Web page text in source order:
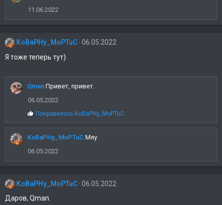
т
и
11.06.2022
KoBaPHy_MoPTuC 06.05.2022
Я тоже теперь тут)
Qman Привет, привет.
06.05.2022
С
м
п
т
и
и
Понравилось KoBaPHy_MoPTuC
KoBaPHy_MoPTuC Мяу
06.05.2022
KoBaPHy_MoPTuC 06.05.2022
Даров, Qman.